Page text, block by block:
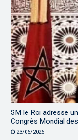
SM le Roi adresse
Congrès Mondial
23/06/2026